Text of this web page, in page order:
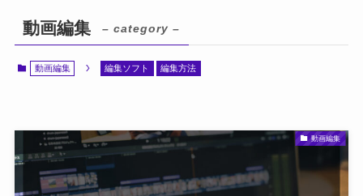
動画編集 – category –
動画編集 編集ソフト 編集方法
動画編集